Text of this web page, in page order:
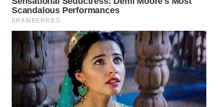
WN
SUBANG
WN
SUKABUMI
WN
PURWAKARTA